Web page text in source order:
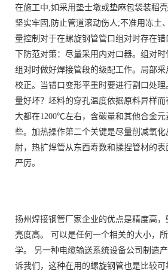
在施工中,如采用垫士墩或垫麻包袋装稻
坚实牢固,防止管道滚动伤人;不准用冻土
量控制对于在螺旋钢管管口组对时存在
下防范对策：尽量采用内对口器。组对时
组对时做好焊接管段的级配工作。局部
校正。当错口变形平重时要进行割口处
量好坏？坯料的穿孔温度依据原料异样
大都在1200℃左右，含碳量和其他合金
些。加热操作第二个关键是尽量削减氧
肘，热扩焊管从东西寿数和揉捏管材的
严厉。
扬州焊接钢管厂家企业的优点是精度高
亮度高。 可以是任何一个相关的大小，
学。 另一种电缆输送系统设备公司制造
诉我们，这种在用的螺旋钢管也是比较